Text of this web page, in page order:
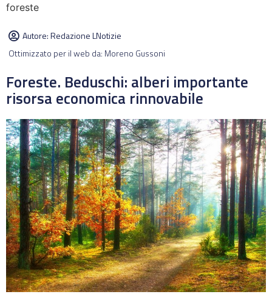
foreste
Autore:Redazione LNotizie
Ottimizzato per il web da: Moreno Gussoni
Foreste. Beduschi: alberi importante
risorsa economica rinnovabile